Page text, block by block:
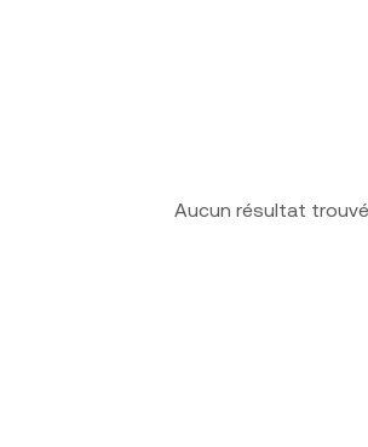
Aucun résultat trouvé